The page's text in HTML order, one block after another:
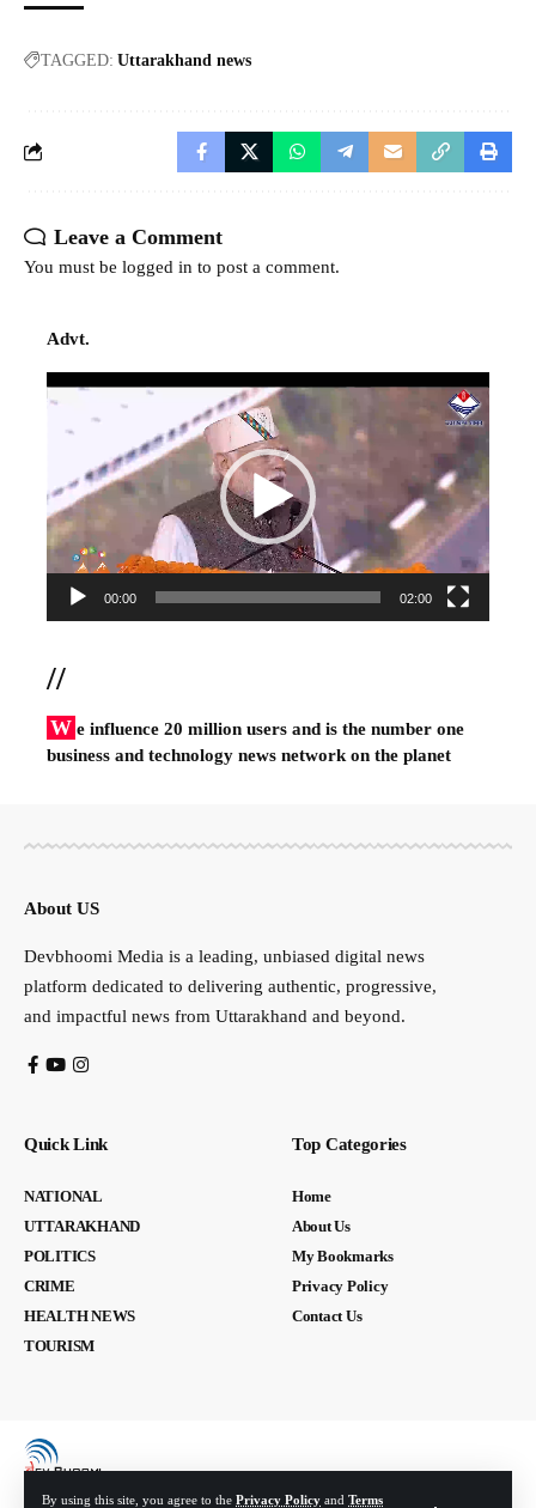
By using this site, you agree to the Privacy Policy and Terms
TAGGED: Uttarakhand news
Leave a Comment
You must be logged in to post a comment.
Advt.
Video
00:00 02:00
//
W e influence 20 million users and is the number one
business and technology news network on the planet
About US
Devbhoomi Media is a leading, unbiased digital news
platform dedicated to delivering authentic, progressive,
and impactful news from Uttarakhand and beyond.
Quick Link
NATIONAL
UTTARAKHAND
POLITICS
CRIME
HEALTH NEWS
TOURISM
Top Categories
Home
About Us
My Bookmarks
Privacy Policy
Contact Us